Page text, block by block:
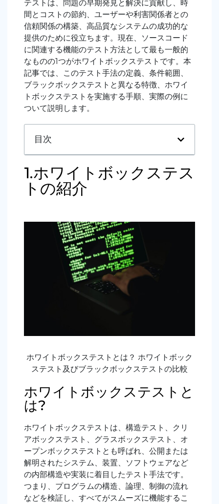
テストは、問題の早期発見と解決に貢献し、時
間とコストの節約、ユーザーや利害関係者との
信頼関係の構築、高品質なシステムの成功的な
提供のために役立ちます。現在、ソースコード
に関連する機能のテスト方法として最も一般的
なものの1つがホワイトボックステストです。本
記事では、このテスト手法の定義、条件範囲、
ブラックボックステストと異なる特徴、ホワイ
トボックステストを実施する手順、実際の例に
ついて説明します。
目次
1.ホワイトボックステス
トの紹介
ホワイトボックステストとは？ ホワイトボック
ステスト及びブラックボックステストの比較
ホワイトボックステストと
は?
ホワイトボックステストは、構造テスト、クリ
アボックステスト、グラスボックステスト、オ
ープンボックステストとも呼ばれ、公開または
解明されたシステム、装置、ソフトウェアなど
の内部構造や実装に着目したテスト手法です。
つまり、プログラムの構造、論理、制御の流れ
などを検証し、すべてがスムーズに機能するこ